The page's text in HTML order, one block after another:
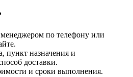
по телефону или
пункт назначения и
доставки.
и сроки выполнения.